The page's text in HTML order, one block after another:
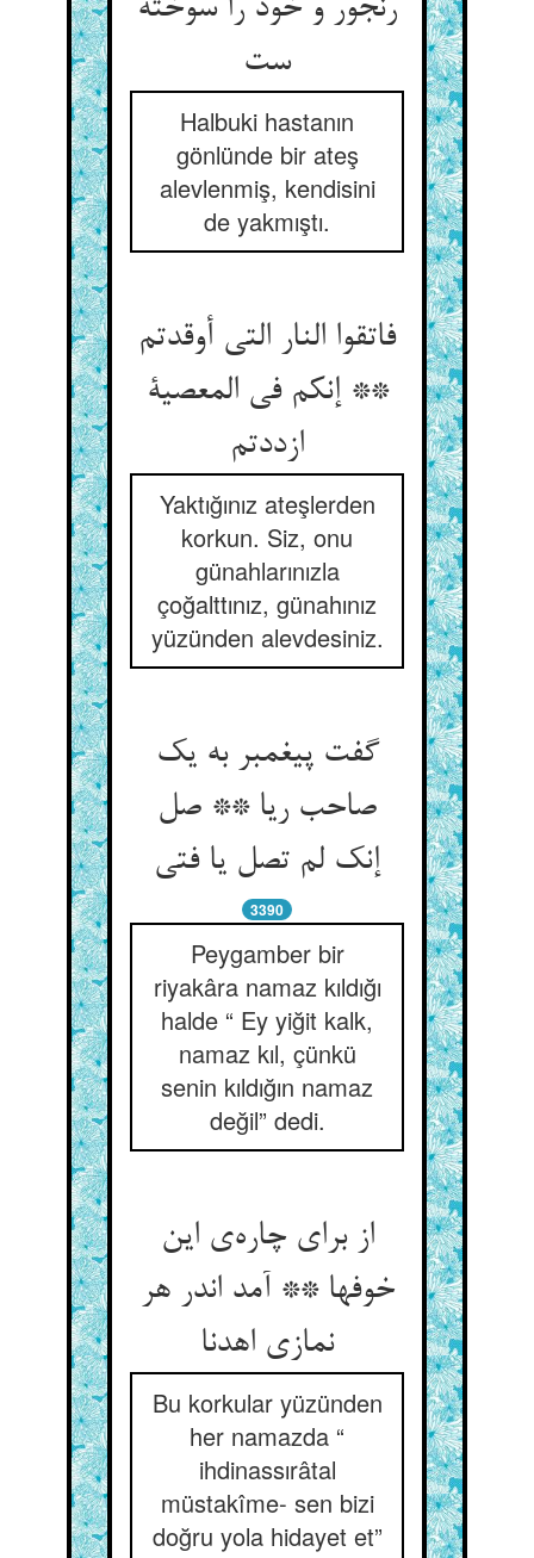
رنجور و خود را سوخته
Halbuki hastanın
gönlünde bir ateş
alevlenmiş, kendisini
de yakmıştı.
فاتقوا النار التی أوقدتم
** إنکم فی المعصیة
Yaktığınız ateşlerden
korkun. Siz, onu
günahlarınızla
çoğalttınız, günahınız
yüzünden alevdesiniz.
گفت پیغمبر به یک
صاحب ریا ** صل
3390
Peygamber bir
riyakâra namaz kıldığı
halde “ Ey yiğit kalk,
namaz kıl, çünkü
senin kıldığın namaz
değil” dedi.
از برای چاره‌‌ی این
خوفها ** آمد اندر هر
نمازی اهدنا
Bu korkular yüzünden
her namazda “
ihdinassırâtal
müstakîme- sen bizi
doğru yola hidayet et”